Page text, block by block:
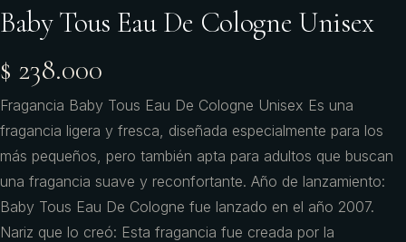
Baby Tous Eau De Cologne Unisex
$ 238.000
Fragancia Baby Tous Eau De Cologne Unisex Es una
fragancia ligera y fresca, diseñada especialmente para los
más pequeños, pero también apta para adultos que buscan
una fragancia suave y reconfortante. Año de lanzamiento:
Baby Tous Eau De Cologne fue lanzado en el año 2007.
Nariz que lo creó: Esta fragancia fue creada por la